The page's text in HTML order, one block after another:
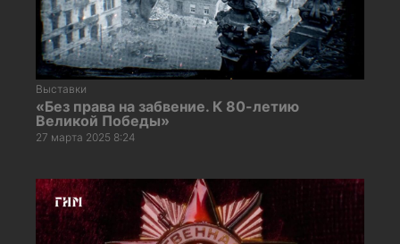
Выставки
«Без права на забвение. К 80-летию
Великой Победы»
27 марта 2025 8:24